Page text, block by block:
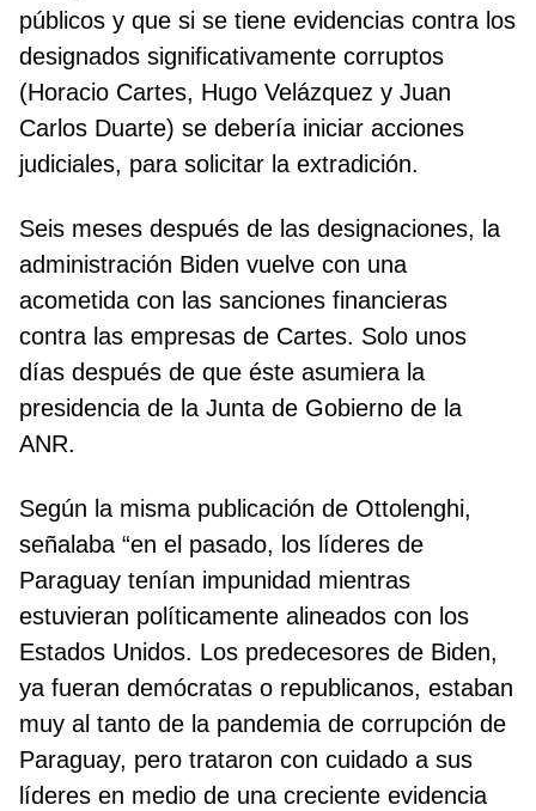
públicos y que si se tiene evidencias contra los
designados significativamente corruptos
(Horacio Cartes, Hugo Velázquez y Juan
Carlos Duarte) se debería iniciar acciones
judiciales, para solicitar la extradición.
Seis meses después de las designaciones, la
administración Biden vuelve con una
acometida con las sanciones financieras
contra las empresas de Cartes. Solo unos
días después de que éste asumiera la
presidencia de la Junta de Gobierno de la
ANR.
Según la misma publicación de Ottolenghi,
señalaba “en el pasado, los líderes de
Paraguay tenían impunidad mientras
estuvieran políticamente alineados con los
Estados Unidos. Los predecesores de Biden,
ya fueran demócratas o republicanos, estaban
muy al tanto de la pandemia de corrupción de
Paraguay, pero trataron con cuidado a sus
líderes en medio de una creciente evidencia